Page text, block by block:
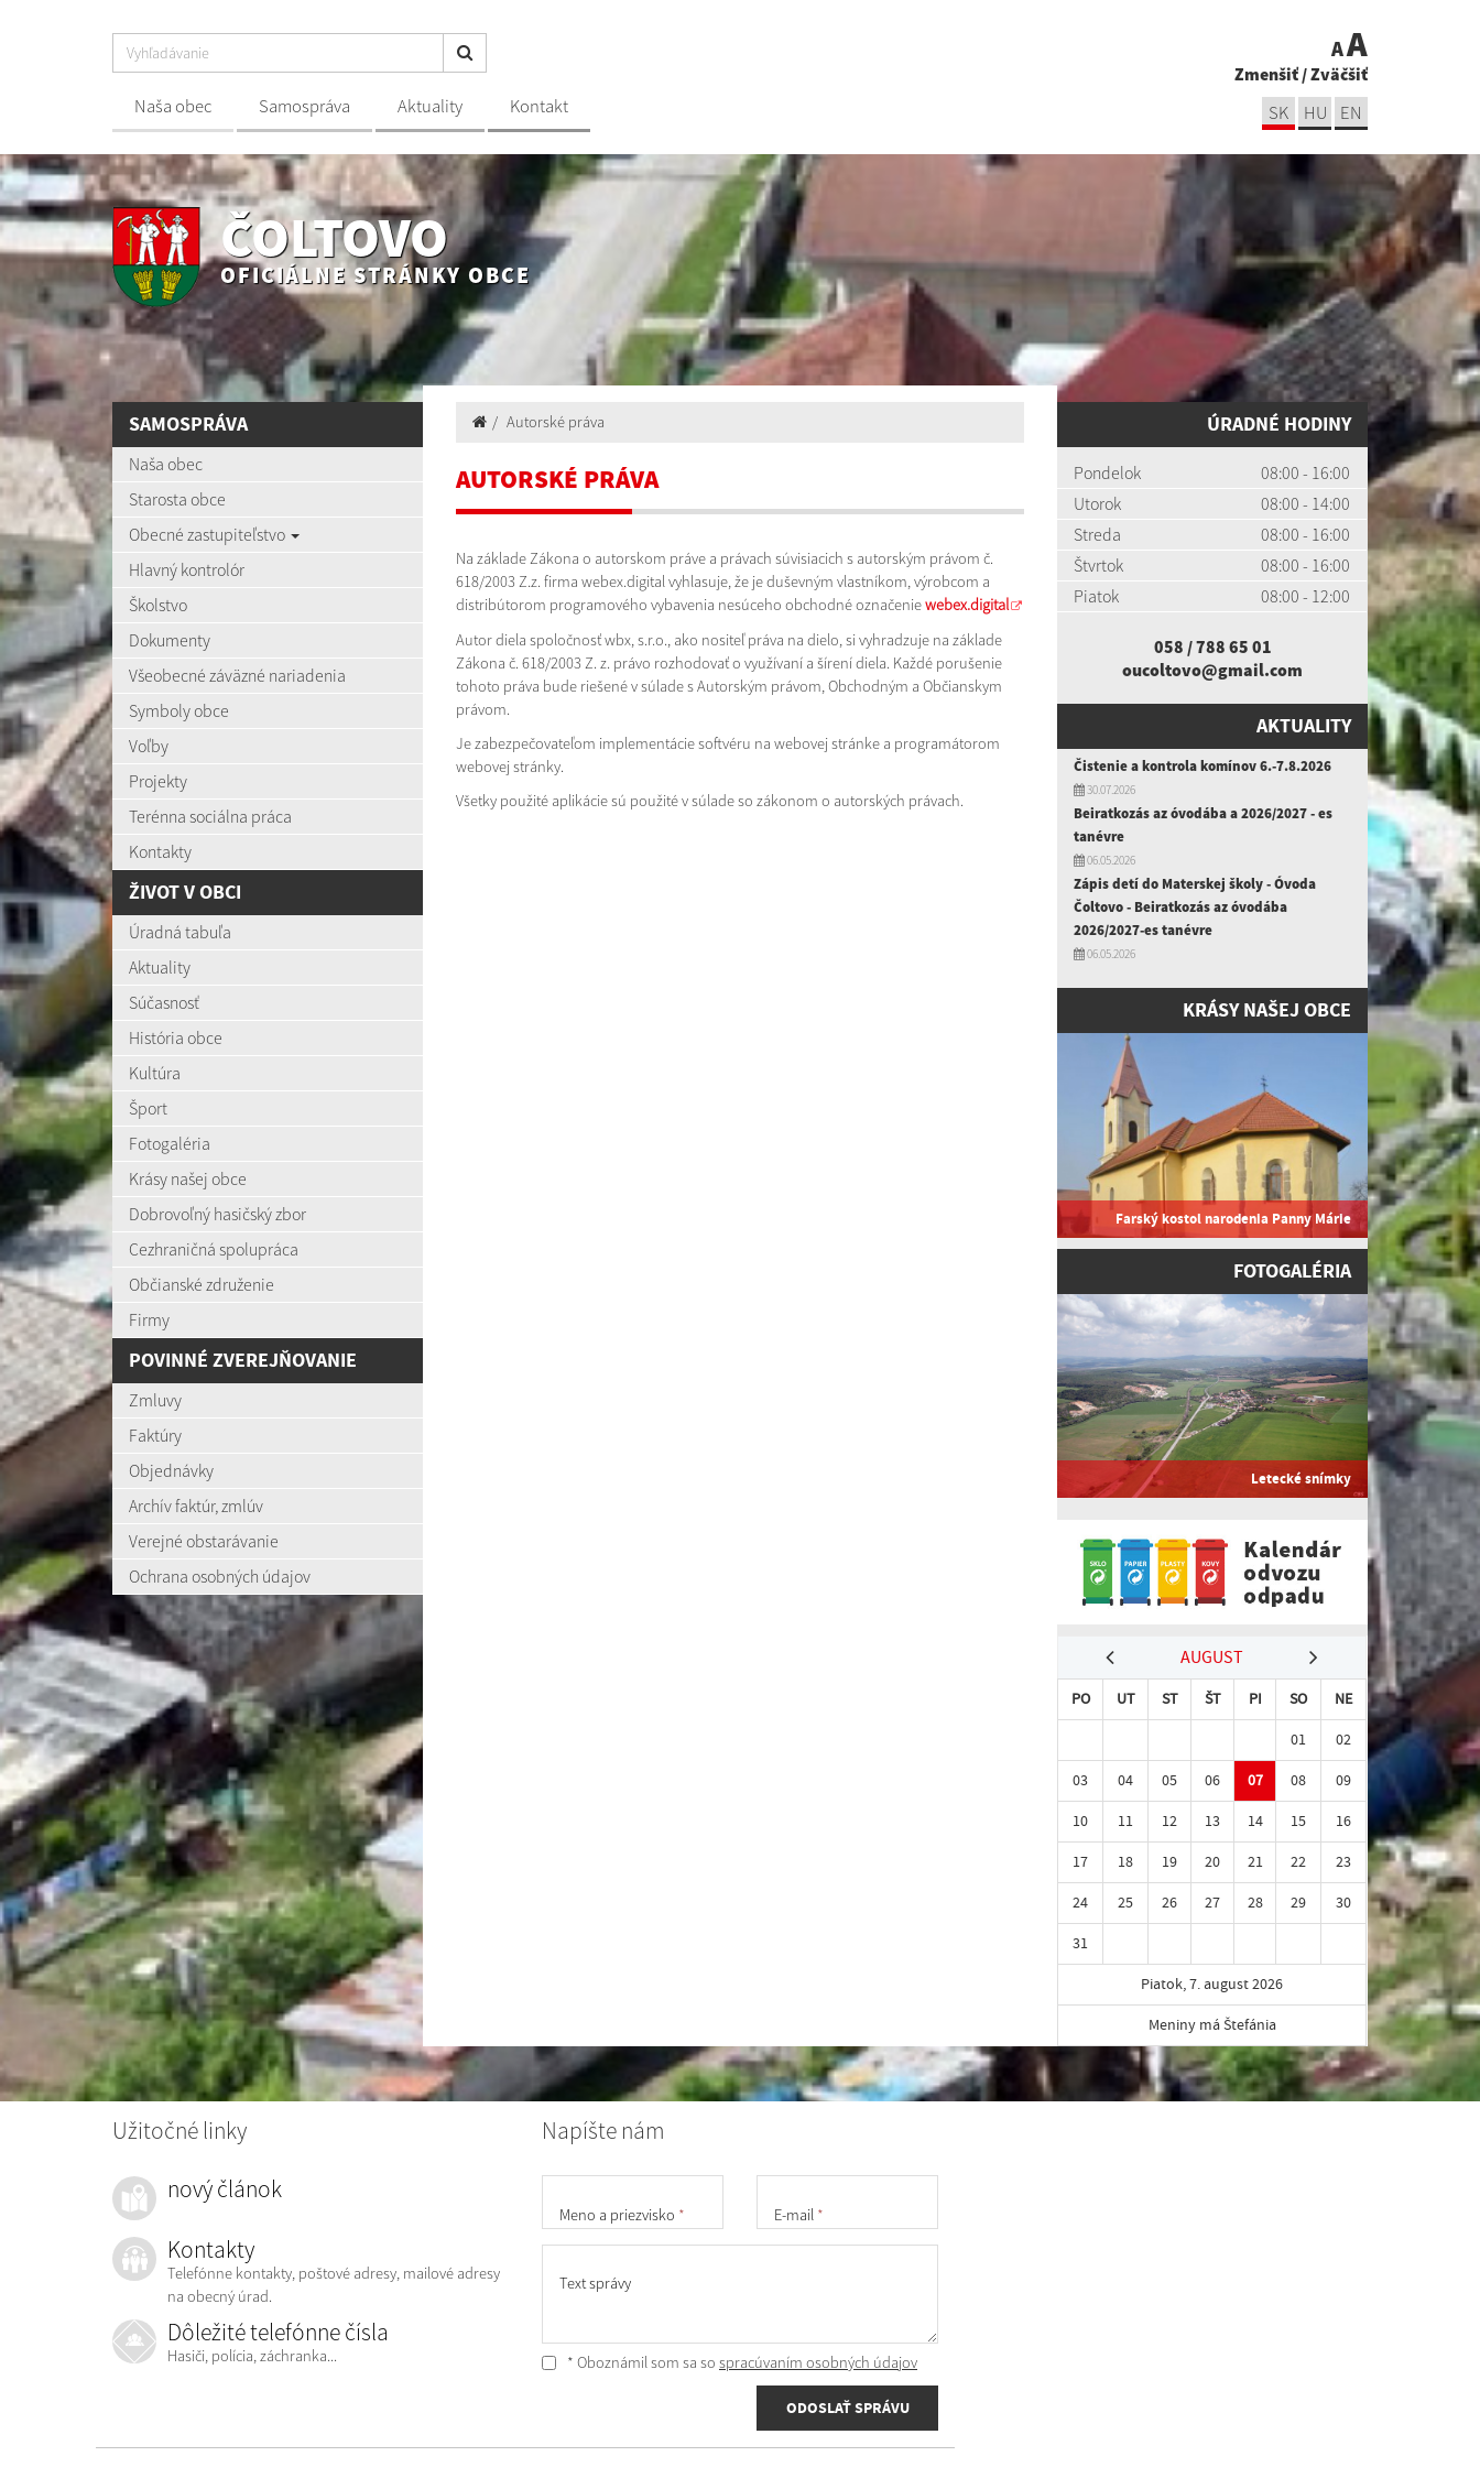
Naša obec Samospráva Aktuality Kontakt
AA
Zmenšiť/Zväčšiť
SK HU EN
ČOLTOVO
OFICIÁLNE STRÁNKY OBCE
SAMOSPRÁVA
Naša obec
Starosta obce
Obecné zastupiteľstvo
Hlavný kontrolór
Školstvo
Dokumenty
Všeobecné záväzné nariadenia
Symboly obce
Voľby
Projekty
Terénna sociálna práca
Kontakty
ŽIVOT V OBCI
Úradná tabuľa
Aktuality
Súčasnosť
História obce
Kultúra
Šport
Fotogaléria
Krásy našej obce
Dobrovoľný hasičský zbor
Cezhraničná spolupráca
Občianské združenie
Firmy
POVINNÉ ZVEREJŇOVANIE
Zmluvy
Faktúry
Objednávky
Archív faktúr, zmlúv
Verejné obstarávanie
Ochrana osobných údajov
Autorské práva
AUTORSKÉ PRÁVA
Na základe Zákona o autorskom práve a právach súvisiacich s autorským právom č.
618/2003 Z.z. firma webex.digital vyhlasuje, že je duševným vlastníkom, výrobcom a
distribútorom programového vybavenia nesúceho obchodné označeniewebex.digital
Autor diela spoločnosť wbx, s.r.o., ako nositeľ práva na dielo, si vyhradzuje na základe
Zákona č. 618/2003 Z. z. právo rozhodovať o využívaní a šírení diela. Každé porušenie
tohoto práva bude riešené v súlade s Autorským právom, Obchodným a Občianskym
právom.
Je zabezpečovateľom implementácie softvéru na webovej stránke a programátorom
webovej stránky.
Všetky použité aplikácie sú použité v súlade so zákonom o autorských právach.
ÚRADNÉ HODINY
Pondelok
08:00 - 16:00
Utorok
08:00 - 14:00
Streda
08:00 - 16:00
Štvrtok
08:00 - 16:00
Piatok
08:00 - 12:00
058 / 788 65 01
oucoltovo@gmail.com
AKTUALITY
Čistenie a kontrola komínov 6.-7.8.2026
30.07.2026
Beiratkozás az óvodába a 2026/2027 - es
tanévre
06.05.2026
Zápis detí do Materskej školy - Óvoda
Čoltovo - Beiratkozás az óvodába
2026/2027-es tanévre
06.05.2026
KRÁSY NAŠEJ OBCE
Farský kostol narodenia Panny Márie
FOTOGALÉRIA
Letecké snímky
AUGUST
PO UT ST ŠT PI SO
NE
01
02
03
04 05 06 07 08
09
10
11 12 13 14 15
16
17
18 19 20 21 22
23
24
25 26 27 28 29
30
31
Piatok, 7. august 2026
Meniny má Štefánia
Napíšte nám
Meno a priezvisko * E-mail *
Text správy
* Oboznámil som sa so spracúvaním osobných údajov
ODOSLAŤ SPRÁVU
Užitočné linky
nový článok
Kontakty
Telefónne kontakty, poštové adresy, mailové adresy
na obecný úrad.
Dôležité telefónne čísla
Hasiči, polícia, záchranka...